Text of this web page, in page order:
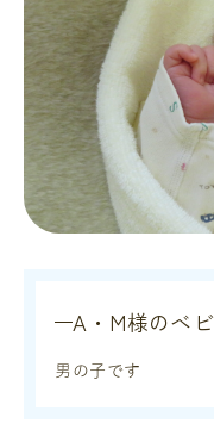
A・M様のベ
男の子です